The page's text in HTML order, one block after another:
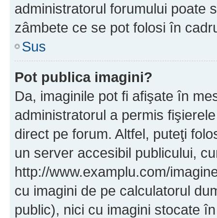
administratorul forumului poate
zâmbete ce se pot folosi în
Sus
Pot publica imagini?
Da, imaginile pot fi afişate în
administratorul a permis
direct pe forum. Altfel, puteţi
un server accesibil publicului,
http://www.examplu.com/
cu imagini de pe calculatorul
public), nici cu imagini stocate